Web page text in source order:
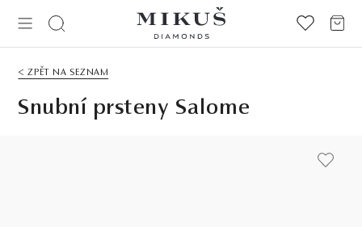
< ZPĚT NA SEZNAM
Snubní prsteny Salome